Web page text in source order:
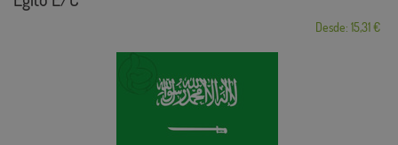
Desde: 15,31 €